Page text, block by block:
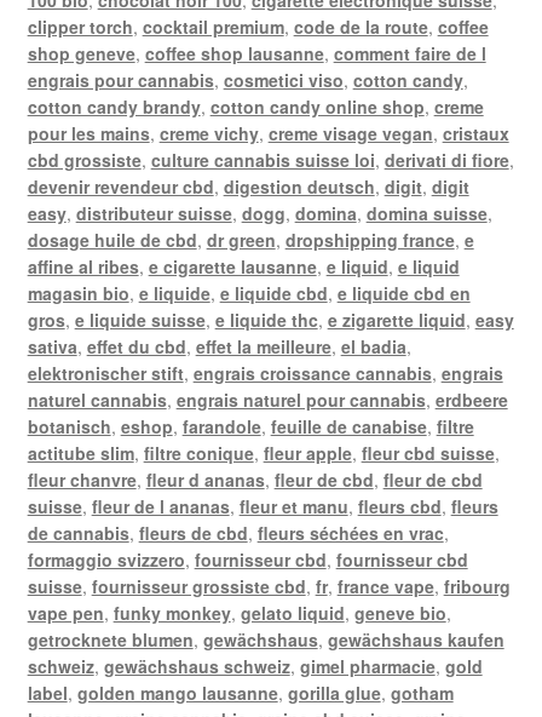
clipper torch, cocktail premium, code de la route, coffee
shop geneve, coffee shop lausanne, comment faire de l
engrais pour cannabis, cosmetici viso, cotton candy,
cotton candy brandy, cotton candy online shop, creme
pour les mains, creme vichy, creme visage vegan, cristaux
cbd grossiste, culture cannabis suisse loi, derivati di fiore,
devenir revendeur cbd, digestion deutsch, digit, digit
easy, distributeur suisse, dogg, domina, domina suisse,
dosage huile de cbd, dr green, dropshipping france, e
affine al ribes, e cigarette lausanne, e liquid, e liquid
magasin bio, e liquide, e liquide cbd, e liquide cbd en
gros, e liquide suisse, e liquide thc, e zigarette liquid, easy
sativa, effet du cbd, effet la meilleure, el badia,
elektronischer stift, engrais croissance cannabis, engrais
naturel cannabis, engrais naturel pour cannabis, erdbeere
botanisch, eshop, farandole, feuille de canabise, filtre
actitube slim, filtre conique, fleur apple, fleur cbd suisse,
fleur chanvre, fleur d ananas, fleur de cbd, fleur de cbd
suisse, fleur de l ananas, fleur et manu, fleurs cbd, fleurs
de cannabis, fleurs de cbd, fleurs séchées en vrac,
formaggio svizzero, fournisseur cbd, fournisseur cbd
suisse, fournisseur grossiste cbd, fr, france vape, fribourg
vape pen, funky monkey, gelato liquid, geneve bio,
getrocknete blumen, gewächshaus, gewächshaus kaufen
schweiz, gewächshaus schweiz, gimel pharmacie, gold
label, golden mango lausanne, gorilla glue, gotham